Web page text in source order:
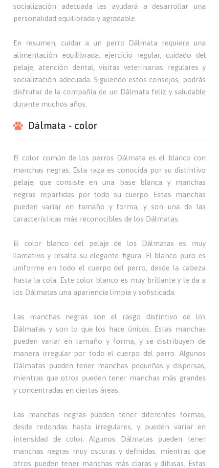
socialización adecuada les ayudará a desarrollar una
personalidad equilibrada y agradable.
En resumen, cuidar a un perro Dálmata requiere una
alimentación equilibrada, ejercicio regular, cuidado del
pelaje, atención dental, visitas veterinarias regulares y
socialización adecuada. Siguiendo estos consejos, podrás
disfrutar de la compañía de un Dálmata feliz y saludable
durante muchos años.
Dálmata - color
El color común de los perros Dálmata es el blanco con
manchas negras. Esta raza es conocida por su distintivo
pelaje, que consiste en una base blanca y manchas
negras repartidas por todo su cuerpo. Estas manchas
pueden variar en tamaño y forma, y son una de las
características más reconocibles de los Dálmatas.
El color blanco del pelaje de los Dálmatas es muy
llamativo y resalta su elegante figura. El blanco puro es
uniforme en todo el cuerpo del perro, desde la cabeza
hasta la cola. Este color blanco es muy brillante y le da a
los Dálmatas una apariencia limpia y sofisticada.
Las manchas negras son el rasgo distintivo de los
Dálmatas y son lo que los hace únicos. Estas manchas
pueden variar en tamaño y forma, y se distribuyen de
manera irregular por todo el cuerpo del perro. Algunos
Dálmatas pueden tener manchas pequeñas y dispersas,
mientras que otros pueden tener manchas más grandes
y concentradas en ciertas áreas.
Las manchas negras pueden tener diferentes formas,
desde redondas hasta irregulares, y pueden variar en
intensidad de color. Algunos Dálmatas pueden tener
manchas negras muy oscuras y definidas, mientras que
otros pueden tener manchas más claras y difusas. Estas